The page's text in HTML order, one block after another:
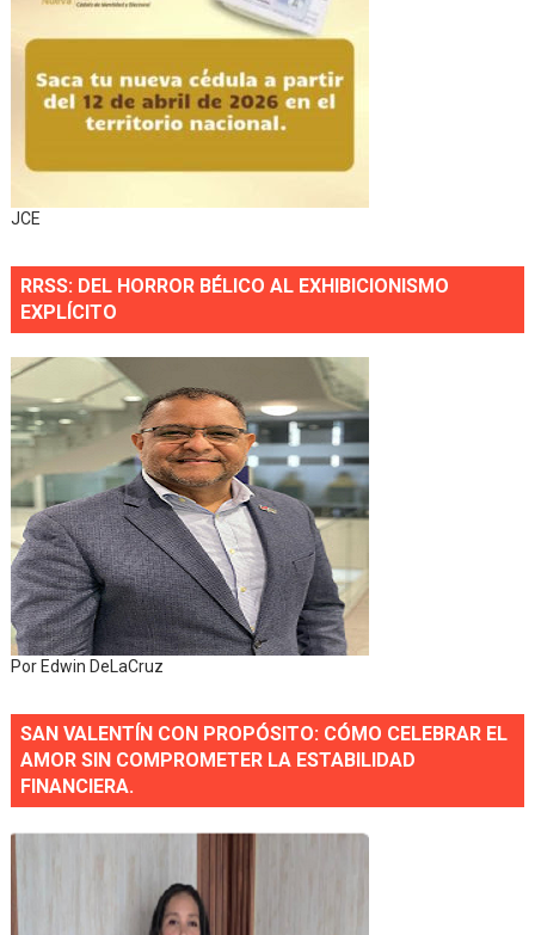
JCE
RRSS: DEL HORROR BÉLICO AL EXHIBICIONISMO
EXPLÍCITO
Por Edwin DeLaCruz
SAN VALENTÍN CON PROPÓSITO: CÓMO CELEBRAR EL
AMOR SIN COMPROMETER LA ESTABILIDAD
FINANCIERA.